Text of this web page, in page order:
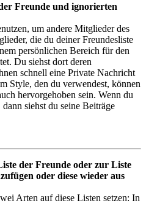
Freunde und ignorierten
um andere Mitglieder des
die du deiner Freundesliste
persönlichen Bereich für den
Du siehst dort deren
schnell eine Private Nachricht
Style, den du verwendest, können
hervorgehoben sein. Wenn du
siehst du seine Beiträge
der Freunde oder zur Liste
oder diese wieder aus
Arten auf diese Listen setzen: In